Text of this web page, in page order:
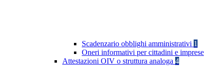
Scadenzario obblighi amministrativi 1
Oneri informativi per cittadini e imprese
Attestazioni OIV o struttura analoga 4